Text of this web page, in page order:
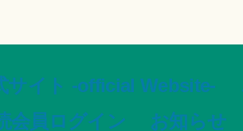
サイト -official Website-
会員ログイン お知らせ